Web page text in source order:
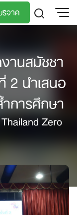
จาค
านสมัชชา
2 นำเสนอ
การศึกษา
Zero